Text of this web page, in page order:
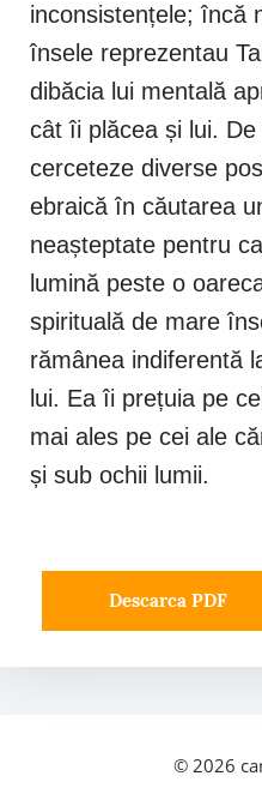
inconsistențele; încă
însele reprezentau
dibăcia lui mentală
cât îi plăcea și lui.
cerceteze diverse
ebraică în căutarea
neașteptate pentru
lumină peste o
spirituală de mare
rămânea indiferentă
lui. Ea îi prețuia pe
mai ales pe cei ale
și sub ochii lumii.
Descarca PDF
© 2026